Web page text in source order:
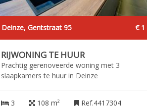
Deinze, Gentstraat 95 € 1
RIJWONING TE HUUR
Prachtig gerenoveerde woning met 3
slaapkamers te huur in Deinze
3 108 m² Ref.4417304